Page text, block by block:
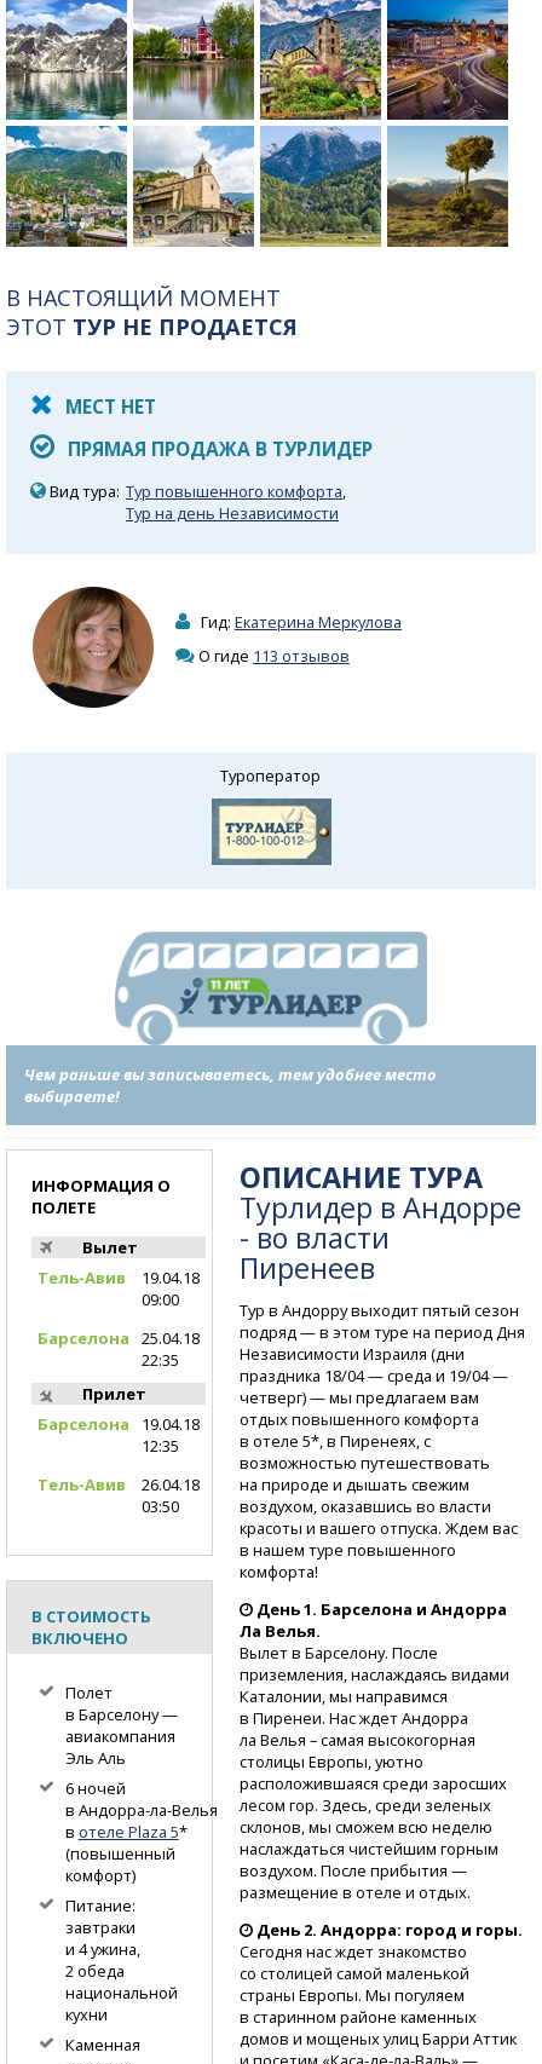
В НАСТОЯЩИЙ МОМЕНТ
ЭТОТ ТУР НЕ ПРОДАЕТСЯ
МЕСТ НЕТ
ПРЯМАЯ ПРОДАЖА В ТУРЛИДЕР
Вид тура: Тур повышенного комфорта,
Тур на день Независимости
Гид: Екатерина Меркулова
О гиде 113 отзывов
Туроператор
Чем раньше вы записываетесь, тем удобнее место
выбираете!
ОПИСАНИЕ ТУРА
Турлидер в Андорре
- во власти
Пиренеев
Тур в Андорру выходит пятый сезон
подряд — в этом туре на период Дня
Независимости Израиля (дни
праздника 18/04 — среда и 19/04 —
четверг) — мы предлагаем вам
отдых повышенного комфорта
в отеле 5*, в Пиренеях, с
возможностью путешествовать
на природе и дышать свежим
воздухом, оказавшись во власти
красоты и вашего отпуска. Ждем вас
в нашем туре повышенного
комфорта!
День 1. Барселона и Андорра
Ла Велья.
Вылет в Барселону. После
приземления, наслаждаясь видами
Каталонии, мы направимся
в Пиренеи. Нас ждет Андорра
ла Велья – самая высокогорная
столицы Европы, уютно
расположившаяся среди заросших
лесом гор. Здесь, среди зеленых
склонов, мы сможем всю неделю
наслаждаться чистейшим горным
воздухом. После прибытия —
размещение в отеле и отдых.
День 2. Андорра: город и горы.
Сегодня нас ждет знакомство
со столицей самой маленькой
страны Европы. Мы погуляем
в старинном районе каменных
домов и мощеных улиц Барри Аттик
ИНФОРМАЦИЯ О
ПОЛЕТЕ
Вылет
Тель-Авив
19.04.18
09:00
Барселона
25.04.18
22:35
Прилет
Барселона
19.04.18
12:35
Тель-Авив
26.04.18
03:50
В СТОИМОСТЬ
ВКЛЮЧЕНО
Полет
в Барселону —
авиакомпания
Эль Аль
6 ночей
в Андорра-ла-Велья
в отеле Plaza 5*
(повышенный
комфорт)
Питание:
завтраки
и 4 ужина,
2 обеда
национальной
кухни
Каменная